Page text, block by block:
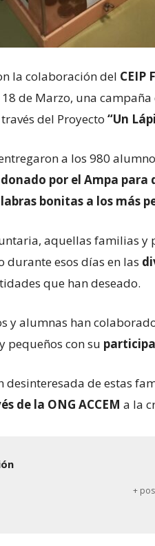
la colaboración del CEIP
de Marzo, una
del Proyecto “Un
a los 980
por el Ampa para
bonitas a los más
aquellas familias y
durante esos días en las
que han deseado.
y alumnas han
pequeños con su
desinteresada de estas
de la ONG ACCEM a la
+